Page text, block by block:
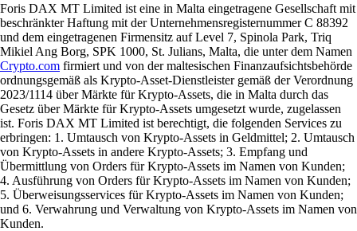
Foris DAX MT Limited ist eine in Malta eingetragene Gesellschaft mit
beschränkter Haftung mit der Unternehmensregisternummer C 88392
und dem eingetragenen Firmensitz auf Level 7, Spinola Park, Triq
Mikiel Ang Borg, SPK 1000, St. Julians, Malta, die unter dem Namen
Crypto.com firmiert und von der maltesischen Finanzaufsichtsbehörde
ordnungsgemäß als Krypto-Asset-Dienstleister gemäß der Verordnung
2023/1114 über Märkte für Krypto-Assets, die in Malta durch das
Gesetz über Märkte für Krypto-Assets umgesetzt wurde, zugelassen
ist. Foris DAX MT Limited ist berechtigt, die folgenden Services zu
erbringen: 1. Umtausch von Krypto-Assets in Geldmittel; 2. Umtausch
von Krypto-Assets in andere Krypto-Assets; 3. Empfang und
Übermittlung von Orders für Krypto-Assets im Namen von Kunden;
4. Ausführung von Orders für Krypto-Assets im Namen von Kunden;
5. Überweisungsservices für Krypto-Assets im Namen von Kunden;
und 6. Verwahrung und Verwaltung von Krypto-Assets im Namen von
Kunden.